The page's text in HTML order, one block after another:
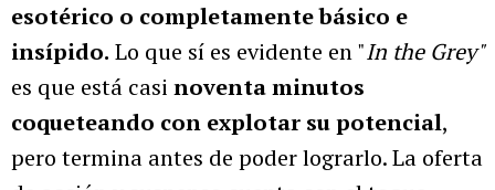
esotérico o completamente básico e
insípido. Lo que sí es evidente en "In the Grey"
es que está casi noventa minutos
coqueteando con explotar su potencial,
pero termina antes de poder lograrlo. La oferta